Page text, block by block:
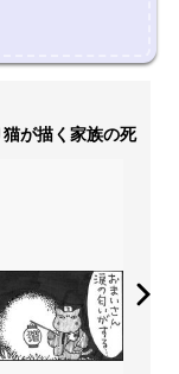
が描く家族の死